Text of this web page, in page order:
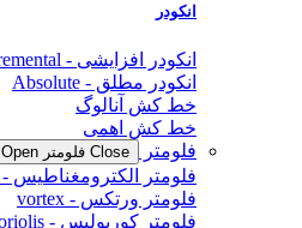
انکودر
انکودر افزایشی - incremental
انکودر مطلق - Absolute
خط کش آنالوگ
خط کش اهمی
فلومتر
Close فلومتر Open فلومتر
فلومتر الکترومغناطیس - electromagnetic
فلومتر ورتکس - vortex
فلومتر کوریولیس - coriolis